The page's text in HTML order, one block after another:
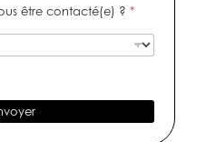
être contacté(e) ?*